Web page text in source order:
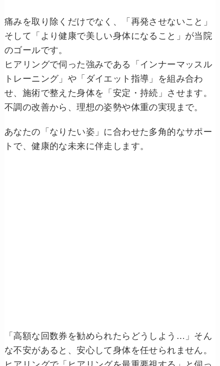
痛みを取り除くだけでなく、「再発させないこと」
そして「より健康で美しい身体になること」が当院
のゴールです。
ヒアリングで伺った強みである「インナーマッスル
トレーニング」や「ダイエット指導」を組み合わ
せ、施術で整えた身体を「安定・持続」させます。
不調の改善から、理想の姿勢や体重の実現まで。
あなたの「なりたい姿」に合わせた多角的なサポー
トで、健康的な未来に伴走します。
「高額な回数券を勧められたらどうしよう…」そん
な不安があると、安心して身体を任せられません。